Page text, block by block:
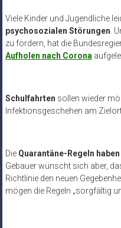
Viele Kinder und Jugendliche
psychosozialen Störungen .
zu fördern, hat die
Aufholen nach Corona
Schulfahrten sollen wieder
Infektionsgeschehen am
Die Quarantäne-Regeln
Gebauer wünscht sich aber,
Richtlinie den neuen
mögen die Regeln „sorgfältig